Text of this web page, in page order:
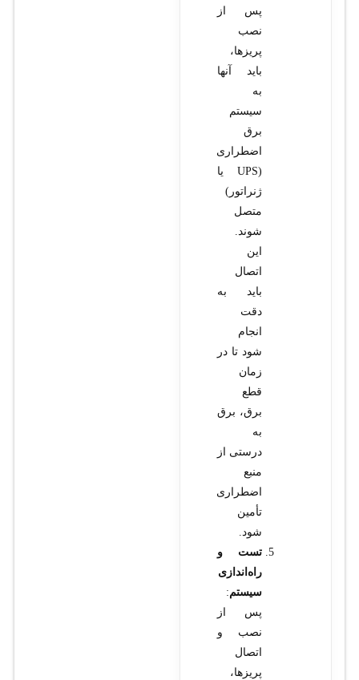
پس از
نصب
پریزها،
باید آنها
به
سیستم
برق
اضطراری
(UPS یا
ژنراتور)
متصل
شوند.
این
اتصال
باید به
دقت
انجام
شود تا در
زمان
قطع
برق، برق
به
درستی از
منبع
اضطراری
تأمین
شود.
تست و
راه‌اندازی
سیستم:
پس از
نصب و
اتصال
پریزها،